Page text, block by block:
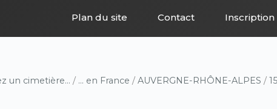
Plan du site Contact Inscription
un cimetière... / ... en France / AUVERGNE-RHÔNE-ALPES /